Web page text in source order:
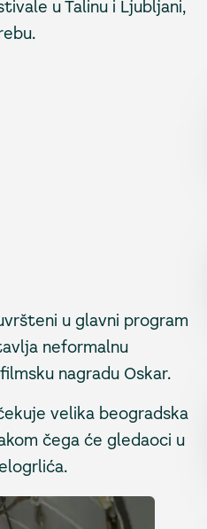
u Talinu i Ljubljani,
u glavni program
neformalnu
nagradu Oskar.
velika beogradska
čega će gledaoci u